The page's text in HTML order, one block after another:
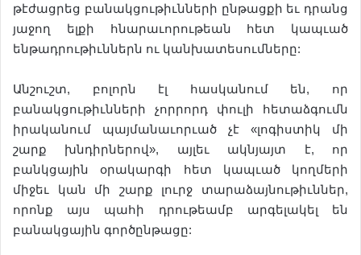
թէժացրեց բանակցութիւնների ընթացքի եւ դրանց
յաջող ելքի հնարաւորութեան հետ կապւած
ենթադրութիւններն ու կանխատեսումները:
Անշուշտ, բոլորն էլ հասկանում են, որ
բանակցութիւնների չորրորդ փուլի հետաձգումն
իրականում պայմանաւորւած չէ «լոգիստիկ մի
շարք խնդիրներով», այլեւ ակնյայտ է, որ
բանկցային օրակարգի հետ կապւած կողմերի
միջեւ կան մի շարք լուրջ տարաձայնութիւններ,
որոնք այս պահի դրութեամբ արգելակել են
բանակցային գործընթացը: